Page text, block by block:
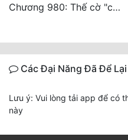
Vô Địch Lưu
Đam Mỹ
Đẹp Hiệp
Tính Cách Nhân Vật :
Chương 980: Thế cờ "chết đi sống"
Các Đại Năng Đã Để
Lưu ý: Vui lòng tải app để có
này